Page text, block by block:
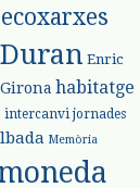
ecoxarxes
Enric
Girona habitatge
intercanvi jornades
Memòria